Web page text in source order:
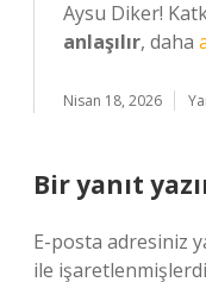
Aysu Diker!
anlaşılır, daha
Nisan 18, 2026
Bir yanıt
E-posta adresiniz
ile